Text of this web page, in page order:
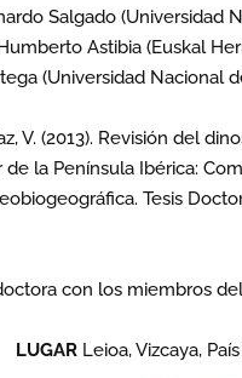
Salgado (Universidad
Astibia (Euskal
(Universidad Nacional
V. (2013). Revisión del
de la Península Ibérica:
Tesis
con los miembros
LUGAR Leioa, Vizcaya,